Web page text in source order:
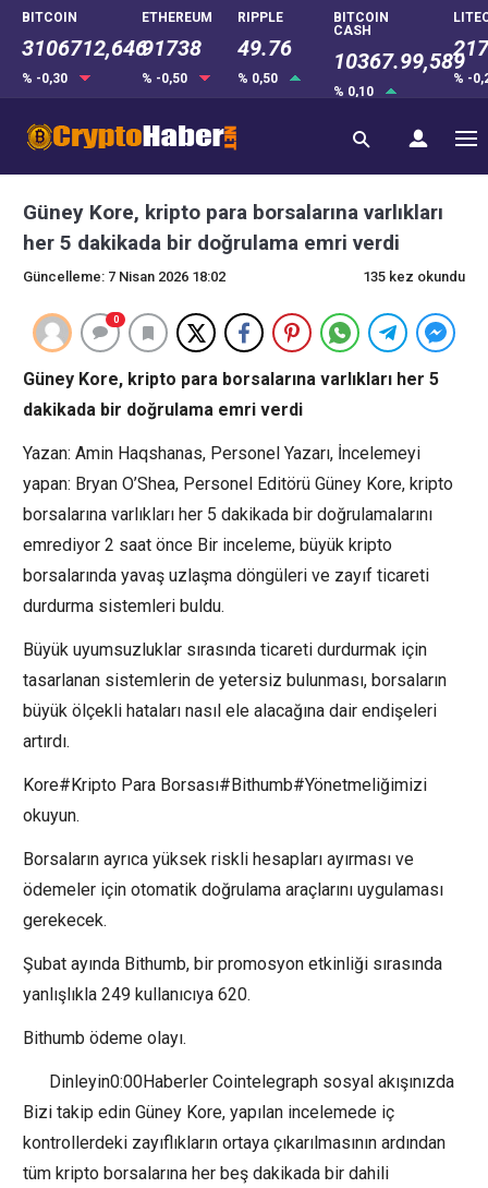
BITCOIN
3106712,646
% -0,30
ETHEREUM
91738
% -0,50
RIPPLE
49.76
% 0,50
BITCOIN
CASH
10367.99,589
% 0,10
% -
Güney Kore, kripto para borsalarına varlıkları
her 5 dakikada bir doğrulama emri verdi
Güncelleme: 7 Nisan 2026 18:02 135 kez okundu
0
Güney Kore, kripto para borsalarına varlıkları her 5
dakikada bir doğrulama emri verdi
Yazan: Amin Haqshanas, Personel Yazarı, İncelemeyi
yapan: Bryan O’Shea, Personel Editörü Güney Kore, kripto
borsalarına varlıkları her 5 dakikada bir doğrulamalarını
emrediyor 2 saat önce Bir inceleme, büyük kripto
borsalarında yavaş uzlaşma döngüleri ve zayıf ticareti
durdurma sistemleri buldu.
Büyük uyumsuzluklar sırasında ticareti durdurmak için
tasarlanan sistemlerin de yetersiz bulunması, borsaların
büyük ölçekli hataları nasıl ele alacağına dair endişeleri
artırdı.
Kore#Kripto Para Borsası#Bithumb#Yönetmeliğimizi
okuyun.
Borsaların ayrıca yüksek riskli hesapları ayırması ve
ödemeler için otomatik doğrulama araçlarını uygulaması
gerekecek.
Şubat ayında Bithumb, bir promosyon etkinliği sırasında
yanlışlıkla 249 kullanıcıya 620.
Bithumb ödeme olayı.
Dinleyin0:00Haberler Cointelegraph sosyal akışınızda
Bizi takip edin Güney Kore, yapılan incelemede iç
kontrollerdeki zayıflıkların ortaya çıkarılmasının ardından
tüm kripto borsalarına her beş dakikada bir dahili